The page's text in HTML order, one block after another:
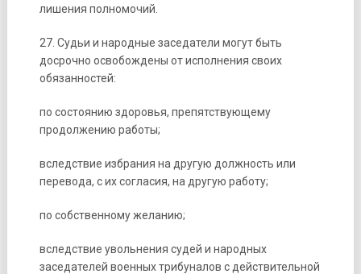
лишения полномочий.
27. Судьи и народные заседатели могут быть
досрочно освобождены от исполнения своих
обязанностей:
по состоянию здоровья, препятствующему
продолжению работы;
вследствие избрания на другую должность или
перевода, с их согласия, на другую работу;
по собственному желанию;
вследствие увольнения судей и народных
заседателей военных трибуналов с действительной